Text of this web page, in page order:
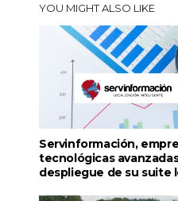
YOU MIGHT ALSO LIKE
Servinformación,
tecnológicas
despliegue de su suite